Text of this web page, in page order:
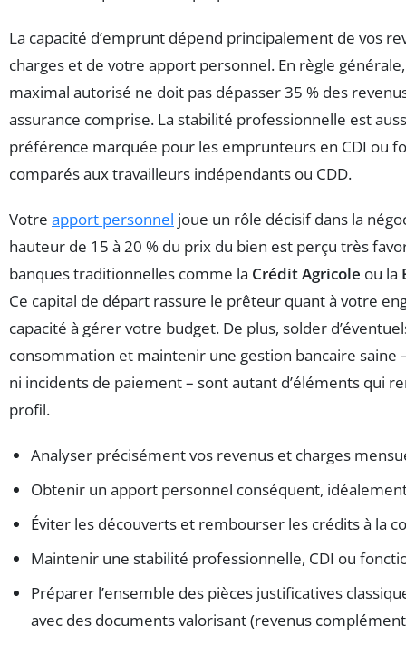
La capacité d’emprunt dépend principalement de vos
charges et de votre apport personnel. En règle
maximal autorisé ne doit pas dépasser 35 % des
assurance comprise. La stabilité professionnelle est
préférence marquée pour les emprunteurs en CDI ou
comparés aux travailleurs indépendants ou CDD.
Votre apport personnel joue un rôle décisif dans la
hauteur de 15 à 20 % du prix du bien est perçu très
banques traditionnelles comme la Crédit Agricole ou la
Ce capital de départ rassure le prêteur quant à votre
capacité à gérer votre budget. De plus, solder
consommation et maintenir une gestion bancaire saine
ni incidents de paiement – sont autant d’éléments qui
profil.
Analyser précisément vos revenus et charges
Obtenir un apport personnel conséquent,
Éviter les découverts et rembourser les crédits à la
Maintenir une stabilité professionnelle, CDI ou
Préparer l’ensemble des pièces justificatives
avec des documents valorisant (revenus